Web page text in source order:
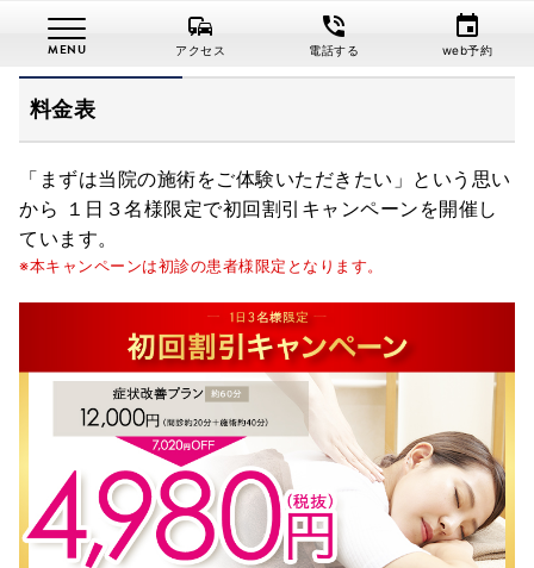
commute
アクセス
phone_in_talk
電話する
event
web予約
さがみはら鍼灸整骨院 料金表
料金表
「まずは当院の施術をご体験いただきたい」という思い
から １日３名様限定で初回割引キャンペーンを開催し
ています。
※本キャンペーンは初診の患者様限定となります。